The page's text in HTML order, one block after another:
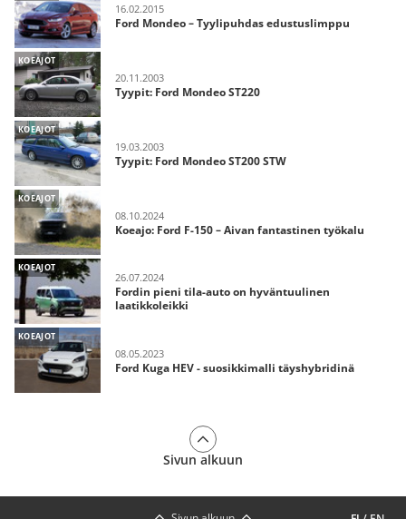
16.02.2015
Ford Mondeo – Tyylipuhdas edustuslimppu
KOEAJOT
20.11.2003
Tyypit: Ford Mondeo ST220
KOEAJOT
19.03.2003
Tyypit: Ford Mondeo ST200 STW
KOEAJOT
08.10.2024
Koeajo: Ford F-150 – Aivan fantastinen työkalu
KOEAJOT
26.07.2024
Fordin pieni tila-auto on hyväntuulinen
laatikkoleikki
KOEAJOT
08.05.2023
Ford Kuga HEV - suosikkimalli täyshybridinä
Sivun alkuun